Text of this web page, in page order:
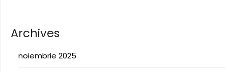
Archives
noiembrie 2025